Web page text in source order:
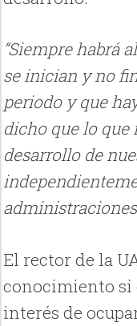
“Siempre habrá
se inician y no
periodo y que
dicho que lo
desarrollo de
El rector de la
conocimiento si
interés de